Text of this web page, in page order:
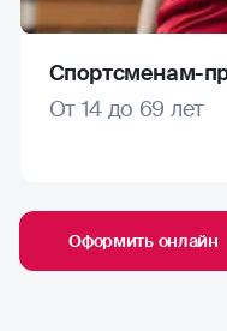
Спортсменам-
От 14 до 69 лет
Оформить онлайн